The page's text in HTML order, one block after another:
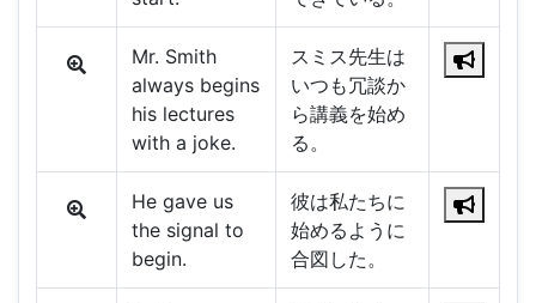
Mr. Smith
always begins
his lectures
with a joke.
スミス先生は
いつも冗談か
ら講義を始め
る。
He gave us
the signal to
begin.
彼は私たちに
始めるように
合図した。